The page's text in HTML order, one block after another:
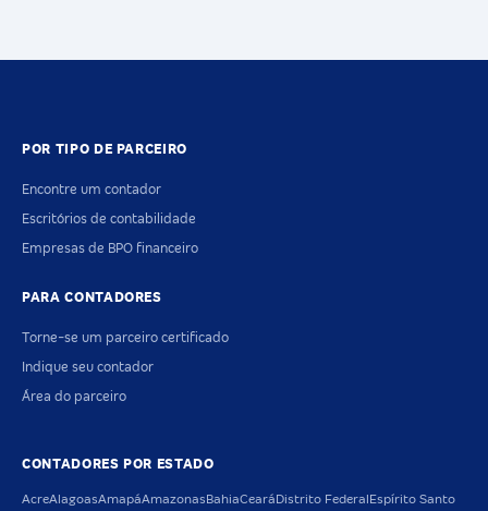
POR TIPO DE PARCEIRO
Encontre um contador
Escritórios de contabilidade
Empresas de BPO financeiro
PARA CONTADORES
Torne-se um parceiro certificado
Indique seu contador
Área do parceiro
CONTADORES POR ESTADO
AcreAlagoasAmapáAmazonas BahiaCeará Distrito Federal Espírito Santo